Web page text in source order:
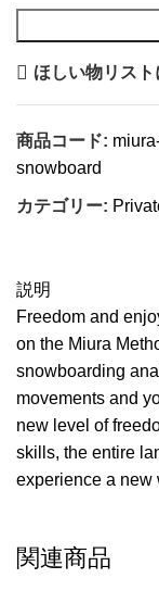
ほしい物リス
商品コード:
snowboard
カテゴリー:
説明
Freedom and
on the Miura
snowboarding
movements and
new level of
skills, the entire
experience a new
関連商品